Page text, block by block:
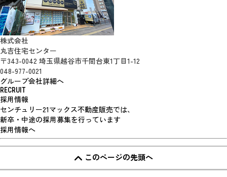
株式会社
丸吉住宅センター
〒343-0042 埼玉県越谷市千間台東1丁目1-12
048-977-0021
グループ会社詳細へ
RECRUIT
採用情報
センチュリー21マックス不動産販売では、
新卒・中途の採用募集を行っています
採用情報へ
このページの先頭へ